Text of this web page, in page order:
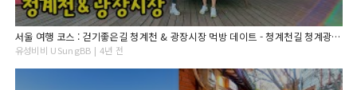
서울 여행 코스 : 걷기좋은길 청계천 & 광장시장 먹방 데이트 - 청계천길 청계광장 아이더로드 서울 가볼만한 곳 국내여행
유성비비 USungBB | 4년 전